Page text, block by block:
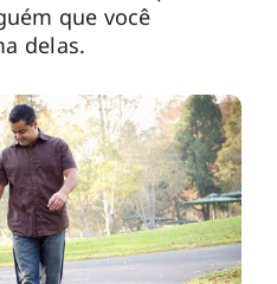
que você
delas.